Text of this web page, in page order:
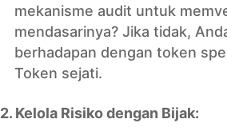
mekanisme audit untuk
mendasarinya? Jika tidak,
berhadapan dengan token
Token sejati.
2. Kelola Risiko dengan Bijak: